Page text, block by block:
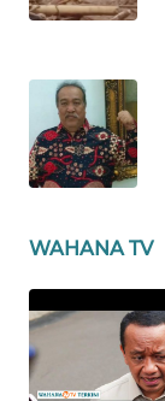
WAHANA TV
WN
SUMSEL
BENGKULU
LAMPUNG
WN